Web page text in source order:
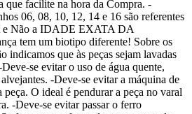
que facilite na hora da Compra. -
06, 08, 10, 12, 14 e 16 são referentes
Não a IDADE EXATA DA
tem um biotipo diferente! Sobre os
indicamos que às peças sejam lavadas
se evitar o uso de água quente,
-Deve-se evitar a máquina de
peça. O ideal é pendurar a peça no varal
-Deve-se evitar passar o ferro